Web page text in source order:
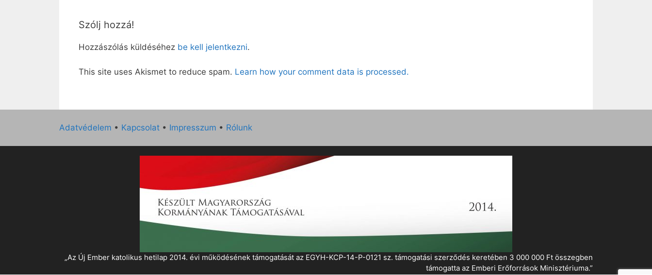
Szólj hozzá!
Hozzászólás küldéséhez be kell jelentkezni.
This site uses Akismet to reduce spam. Learn how your comment data is processed.
Adatvédelem • Kapcsolat • Impresszum • Rólunk
„Az Új Ember katolikus hetilap 2014. évi működésének támogatását az EGYH-KCP-14-P-0121 sz. támogatási szerződés keretében 3 000 000 Ft összegben
támogatta az Emberi Erőforrások Minisztériuma.”